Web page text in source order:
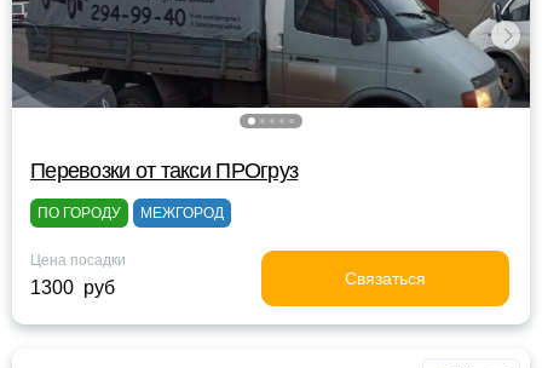
Перевозки от такси ПРОгруз
ПО ГОРОДУ МЕЖГОРОД
Цена посадки
1300 руб Связаться